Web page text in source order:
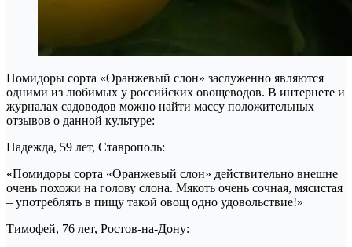
Помидоры сорта «Оранжевый слон» заслуженно являются
одними из любимых у российских овощеводов. В интернете и
журналах садоводов можно найти массу положительных
отзывов о данной культуре:
Надежда, 59 лет, Ставрополь:
«Помидоры сорта «Оранжевый слон» действительно внешне
очень похожи на голову слона. Мякоть очень сочная, мясистая
– употреблять в пищу такой овощ одно удовольствие!»
Тимофей, 76 лет, Ростов-на-Дону: